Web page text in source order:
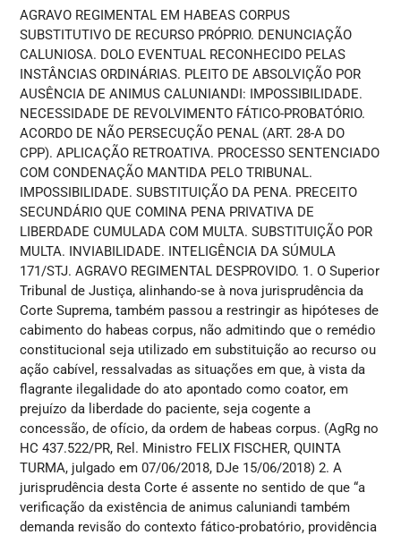
AGRAVO REGIMENTAL EM HABEAS CORPUS
SUBSTITUTIVO DE RECURSO PRÓPRIO. DENUNCIAÇÃO
CALUNIOSA. DOLO EVENTUAL RECONHECIDO PELAS
INSTÂNCIAS ORDINÁRIAS. PLEITO DE ABSOLVIÇÃO POR
AUSÊNCIA DE ANIMUS CALUNIANDI: IMPOSSIBILIDADE.
NECESSIDADE DE REVOLVIMENTO FÁTICO-PROBATÓRIO.
ACORDO DE NÃO PERSECUÇÃO PENAL (ART. 28-A DO
CPP). APLICAÇÃO RETROATIVA. PROCESSO SENTENCIADO
COM CONDENAÇÃO MANTIDA PELO TRIBUNAL.
IMPOSSIBILIDADE. SUBSTITUIÇÃO DA PENA. PRECEITO
SECUNDÁRIO QUE COMINA PENA PRIVATIVA DE
LIBERDADE CUMULADA COM MULTA. SUBSTITUIÇÃO POR
MULTA. INVIABILIDADE. INTELIGÊNCIA DA SÚMULA
171/STJ. AGRAVO REGIMENTAL DESPROVIDO. 1. O Superior
Tribunal de Justiça, alinhando-se à nova jurisprudência da
Corte Suprema, também passou a restringir as hipóteses de
cabimento do habeas corpus, não admitindo que o remédio
constitucional seja utilizado em substituição ao recurso ou
ação cabível, ressalvadas as situações em que, à vista da
flagrante ilegalidade do ato apontado como coator, em
prejuízo da liberdade do paciente, seja cogente a
concessão, de ofício, da ordem de habeas corpus. (AgRg no
HC 437.522/PR, Rel. Ministro FELIX FISCHER, QUINTA
TURMA, julgado em 07/06/2018, DJe 15/06/2018) 2. A
jurisprudência desta Corte é assente no sentido de que “a
verificação da existência de animus caluniandi também
demanda revisão do contexto fático-probatório, providência